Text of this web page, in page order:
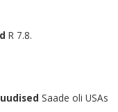
R 7.8.
Saade oli USAs